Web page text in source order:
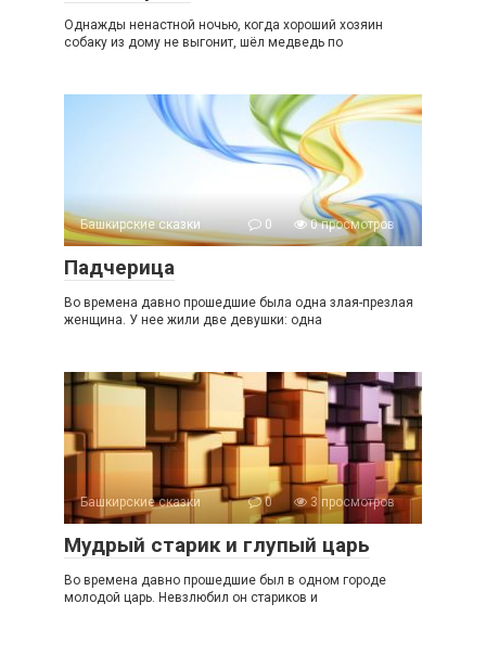
Однажды ненастной ночью, когда хороший хозяин
собаку из дому не выгонит, шёл медведь по
Башкирские сказки 0 0 просмотров
Падчерица
Во времена давно прошедшие была одна злая-презлая
женщина. У нее жили две девушки: одна
Башкирские сказки 0 3 просмотров
Мудрый старик и глупый царь
Во времена давно прошедшие был в одном городе
молодой царь. Невзлюбил он стариков и